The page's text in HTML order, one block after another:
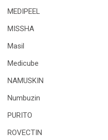
MEDIPEEL
MISSHA
Masil
Medicube
NAMUSKIN
Numbuzin
PURITO
ROVECTIN